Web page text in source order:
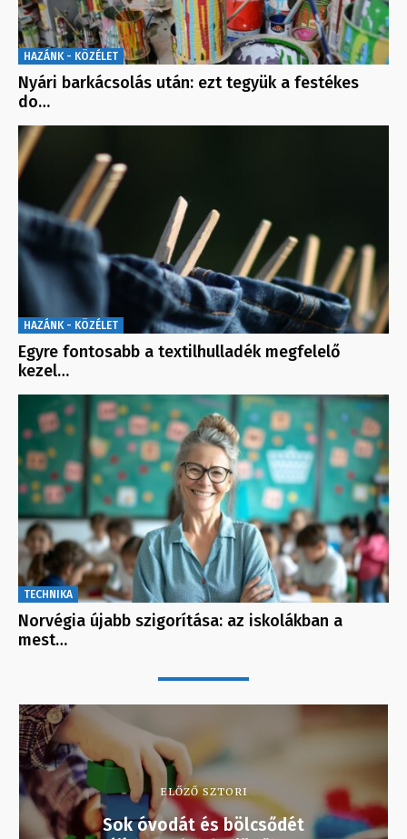
HAZÁNK - KÖZÉLET
Nyári barkácsolás után: ezt tegyük a festékes
do…
HAZÁNK - KÖZÉLET
Egyre fontosabb a textilhulladék megfelelő
kezel…
TECHNIKA
Norvégia újabb szigorítása: az iskolákban a
mest…
ELŐZŐ SZTORI
Sok óvodát és bölcsődét